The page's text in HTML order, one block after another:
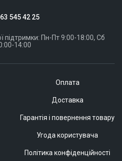
Оплата
Доставка
Гарантія і повернення товару
Угода користувача
Політика конфіденційності
545 42 25
підтримки: Пн-Пт 9:00-18:00, Сб
14:00